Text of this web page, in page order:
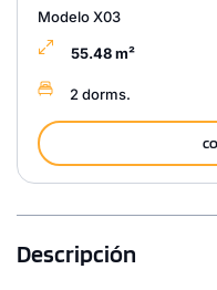
Modelo X03
55.48 m²
2 dorms.
Descripción